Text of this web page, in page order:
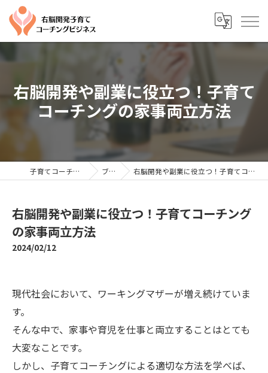
右脳開発や副業に役立つ！子育て
コーチングの家事両立方法
子育てコーチングならYTC ブログ 右脳開発や副業に役立つ！子育てコーチングの家事両立方法
右脳開発や副業に役立つ！子育てコーチング
の家事両立方法
2024/02/12
現代社会において、ワーキングマザーが増え続けていま
す。
そんな中で、家事や育児を仕事と両立することはとても
大変なことです。
しかし、子育てコーチングによる適切な方法を学べば、